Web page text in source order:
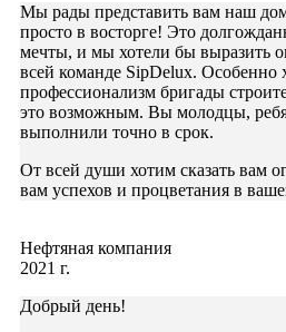
Мы рады представить вам наш
просто в восторге! Это
мечты, и мы хотели бы выразить
всей команде SipDelux. Особенно
профессионализм бригады
это возможным. Вы молодцы,
выполнили точно в срок.
От всей души хотим сказать вам
вам успехов и процветания в
Нефтяная компания
2021 г.
Добрый день!